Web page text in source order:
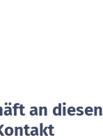
an diesen